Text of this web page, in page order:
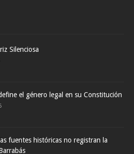
Silenciosa
el género legal en su Constitución
fuentes históricas no registran la